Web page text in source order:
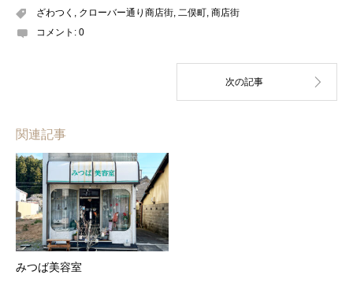
ざわつく , クローバー通り商店街, 二俣町, 商店街
コメント: 0
関連記事
みつば美容室